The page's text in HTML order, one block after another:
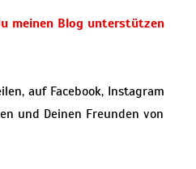
meinen Blog unterstützen
auf Facebook, Instagram
und Deinen Freunden von